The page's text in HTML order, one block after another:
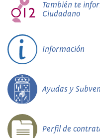
También te
Ciudadano
Información
Ayudas y
Perfil de